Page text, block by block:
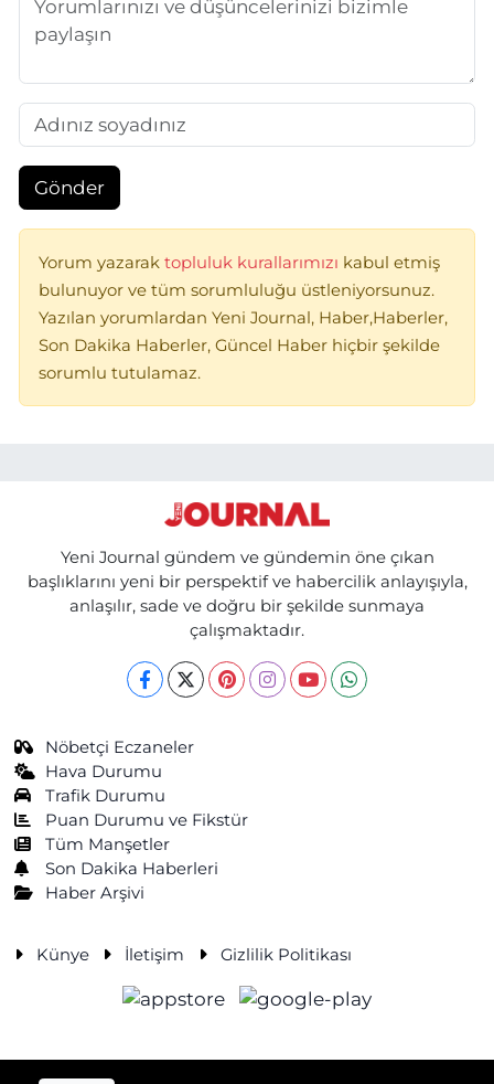
Gönder
Yorum yazarak topluluk kurallarımızı kabul etmiş
bulunuyor ve tüm sorumluluğu üstleniyorsunuz.
Yazılan yorumlardan Yeni Journal, Haber,Haberler,
Son Dakika Haberler, Güncel Haber hiçbir şekilde
sorumlu tutulamaz.
Yeni Journal gündem ve gündemin öne çıkan
başlıklarını yeni bir perspektif ve habercilik anlayışıyla,
anlaşılır, sade ve doğru bir şekilde sunmaya
çalışmaktadır.
Nöbetçi Eczaneler
Hava Durumu
Trafik Durumu
Puan Durumu ve Fikstür
Tüm Manşetler
Son Dakika Haberleri
Haber Arşivi
Künye İletişim Gizlilik Politikası